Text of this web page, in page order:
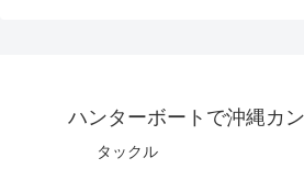
ハンターボートで沖縄カ
タックル